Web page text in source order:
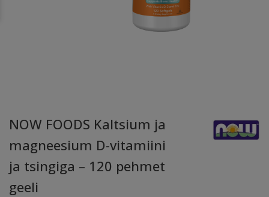
NOW FOODS Kaltsium ja
magneesium D-vitamiini
ja tsingiga – 120 pehmet
geeli